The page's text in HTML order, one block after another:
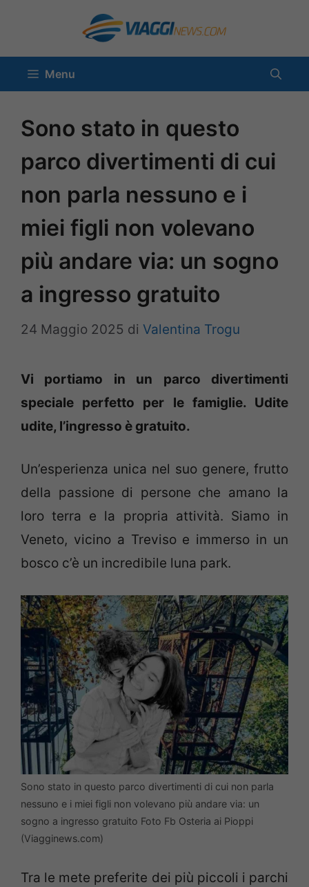
contenuto
Menu
Sono stato in questo
parco divertimenti di cui
non parla nessuno e i
miei figli non volevano
più andare via: un sogno
a ingresso gratuito
24 Maggio 2025 di Valentina Trogu
Vi portiamo in un parco divertimenti
speciale perfetto per le famiglie. Udite
udite, l’ingresso è gratuito.
Un’esperienza unica nel suo genere, frutto
della passione di persone che amano la
loro terra e la propria attività. Siamo in
Veneto, vicino a Treviso e immerso in un
bosco c’è un incredibile luna park.
Sono stato in questo parco divertimenti di cui non parla
nessuno e i miei figli non volevano più andare via: un
sogno a ingresso gratuito Foto Fb Osteria ai Pioppi
(Viagginews.com)
Tra le mete preferite dei più piccoli i parchi